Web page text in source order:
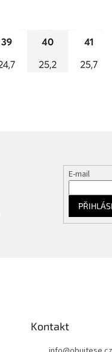
E-mail
Kontakt